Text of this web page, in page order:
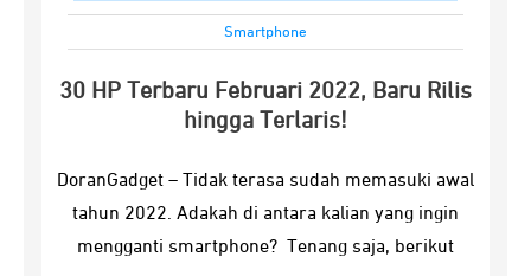
Smartphone
30 HP Terbaru Februari 2022, Baru Rilis
hingga Terlaris!
DoranGadget – Tidak terasa sudah memasuki awal
tahun 2022. Adakah di antara kalian yang ingin
mengganti smartphone? Tenang saja, berikut